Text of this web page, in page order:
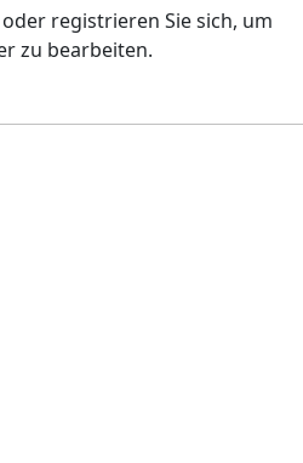
registrieren Sie sich, um
zu bearbeiten.